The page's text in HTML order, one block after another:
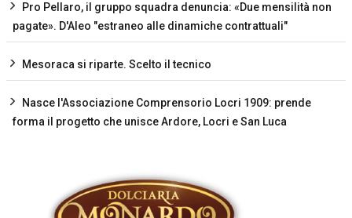
Pro Pellaro, il gruppo squadra denuncia: «Due mensilità non
pagate». D'Aleo "estraneo alle dinamiche contrattuali"
Mesoraca si riparte. Scelto il tecnico
Nasce l'Associazione Comprensorio Locri 1909: prende
forma il progetto che unisce Ardore, Locri e San Luca